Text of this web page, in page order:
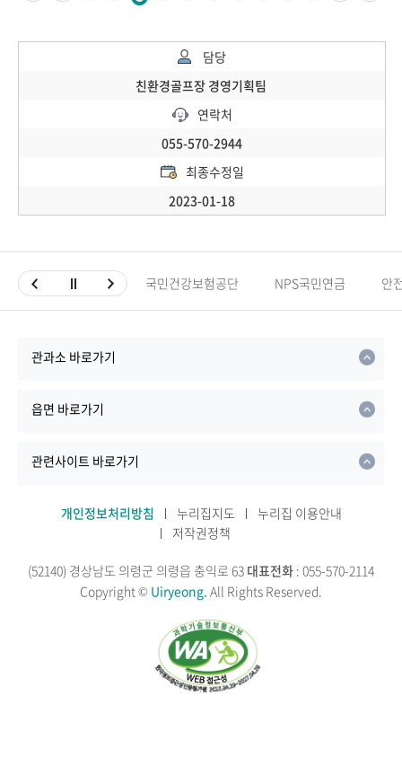
담당
친환경골프장 경영기획팀
연락처
055-570-2944
최종수정일
2023-01-18
국민건강보험공단 NPS국민연금 안
관과소 바로가기
읍면 바로가기
관련사이트 바로가기
개인정보처리방침 누리집지도
누리집 이용안내
저작권정책
(52140) 경상남도 의령군 의령읍 충익로 63 대표전화 : 055-570-2114
Copyright © Uiryeong. All Rights Reserved.